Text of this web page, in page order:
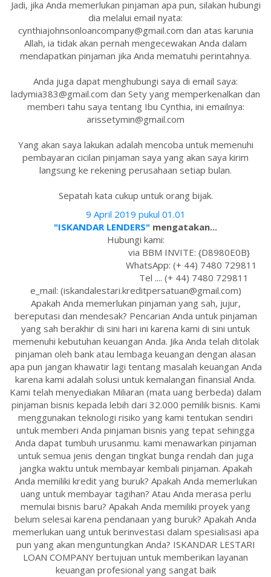
Jadi, jika Anda memerlukan pinjaman apa pun, silakan hubungi
dia melalui email nyata:
cynthiajohnsonloancompany@gmail.com dan atas karunia
Allah, ia tidak akan pernah mengecewakan Anda dalam
mendapatkan pinjaman jika Anda mematuhi perintahnya.
Anda juga dapat menghubungi saya di email saya:
ladymia383@gmail.com dan Sety yang memperkenalkan dan
memberi tahu saya tentang Ibu Cynthia, ini emailnya:
arissetymin@gmail.com
Yang akan saya lakukan adalah mencoba untuk memenuhi
pembayaran cicilan pinjaman saya yang akan saya kirim
langsung ke rekening perusahaan setiap bulan.
Sepatah kata cukup untuk orang bijak.
9 April 2019 pukul 01.01
"ISKANDAR LENDERS" mengatakan...
Hubungi kami:
via BBM INVITE: {D8980E0B}
WhatsApp: (+ 44) 7480 729811
Tel .... (+ 44) 7480 729811
e_mail: (iskandalestari.kreditpersatuan@gmail.com)
Apakah Anda memerlukan pinjaman yang sah, jujur,
bereputasi dan mendesak? Pencarian Anda untuk pinjaman
yang sah berakhir di sini hari ini karena kami di sini untuk
memenuhi kebutuhan keuangan Anda. Jika Anda telah ditolak
pinjaman oleh bank atau lembaga keuangan dengan alasan
apa pun jangan khawatir lagi tentang masalah keuangan Anda
karena kami adalah solusi untuk kemalangan finansial Anda.
Kami telah menyediakan Miliaran (mata uang berbeda) dalam
pinjaman bisnis kepada lebih dari 32.000 pemilik bisnis. Kami
menggunakan teknologi risiko yang kami tentukan sendiri
untuk memberi Anda pinjaman bisnis yang tepat sehingga
Anda dapat tumbuh urusanmu. kami menawarkan pinjaman
untuk semua jenis dengan tingkat bunga rendah dan juga
jangka waktu untuk membayar kembali pinjaman. Apakah
Anda memiliki kredit yang buruk? Apakah Anda memerlukan
uang untuk membayar tagihan? Atau Anda merasa perlu
memulai bisnis baru? Apakah Anda memiliki proyek yang
belum selesai karena pendanaan yang buruk? Apakah Anda
memerlukan uang untuk berinvestasi dalam spesialisasi apa
pun yang akan menguntungkan Anda? ISKANDAR LESTARI
LOAN COMPANY bertujuan untuk memberikan layanan
keuangan profesional yang sangat baik